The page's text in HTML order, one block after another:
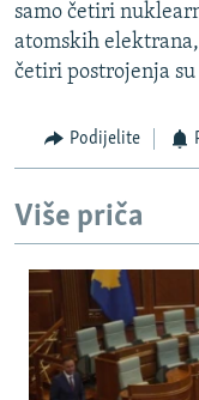
POPLAVE I KLIZIŠTA U
TV LIBERTY
TRI DECENIJE OD RATA
SVE KARTE DEJTONA
NASTANAK I RASPAD
Sve RFE/RL
samo četiri
atomskih
četiri postrojenja
Podijelite
Više priča